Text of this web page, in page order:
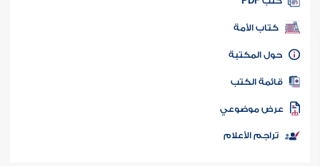
كتب PDF
كتاب الأمة
المكتبة
الكتب
موضوعي